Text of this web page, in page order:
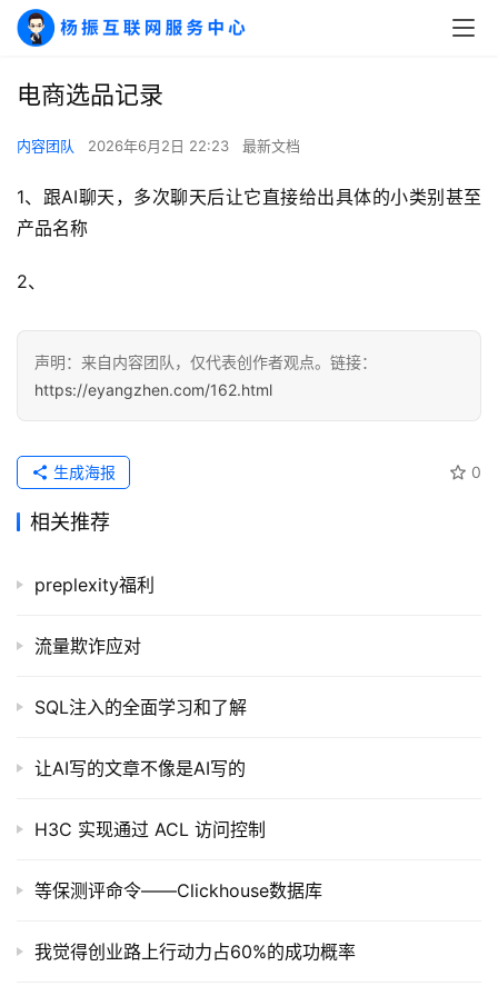
I
干
群
运
记
录
经
教
件
用
服
项
提
词
登录
电商选品记录
内容团队 2026年6月2日 22:23 最新文档
1、跟AI聊天，多次聊天后让它直接给出具体的小类别甚至
产品名称
2、
声明：来自内容团队，仅代表创作者观点。链接：
https://eyangzhen.com/162.html
0
生成海报
相关推荐
preplexity福利
流量欺诈应对
SQL注入的全面学习和了解
让AI写的文章不像是AI写的
H3C 实现通过 ACL 访问控制
等保测评命令——Clickhouse数据库
我觉得创业路上行动力占60%的成功概率